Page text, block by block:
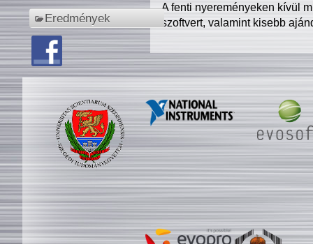
Eredmények
A fenti nyereményeken kívül
szoftvert, valamint kisebb